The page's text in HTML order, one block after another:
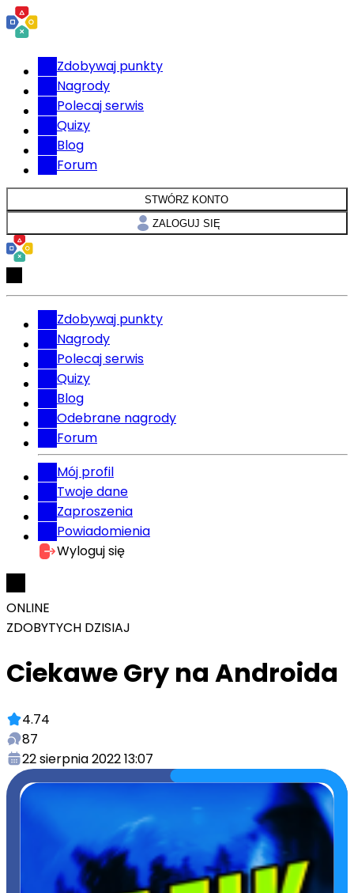
Zdobywaj punkty
Nagrody
Polecaj serwis
Quizy
Blog
Forum
STWÓRZ KONTO
ZALOGUJ SIĘ
Zdobywaj punkty
Nagrody
Polecaj serwis
Quizy
Blog
Odebrane nagrody
Forum
Mój profil
Twoje dane
Zaproszenia
Powiadomienia
Wyloguj się
ONLINE
ZDOBYTYCH DZISIAJ
Ciekawe Gry na Androida
4.74
87
22 sierpnia 2022 13:07